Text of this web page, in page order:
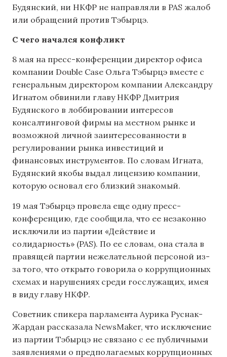
Будянский, ни НКФР не направляли в PAS жалоб
или обращений против Тэбырцэ.
С чего начался конфликт
8 мая на пресс-конференции директор офиса
компании Double Case Ольга Тэбырцэ вместе с
генеральным директором компании Александру
Игнатом обвинили главу НКФР Дмитрия
Будянского в лоббировании интересов
консалтинговой фирмы на местном рынке и
возможной личной заинтересованности в
регулировании рынка инвестиций и
финансовых инструментов. По словам Игната,
Будянский якобы выдал лицензию компании,
которую основал его близкий знакомый.
19 мая Тэбырцэ провела еще одну пресс-
конференцию, где сообщила, что ее незаконно
исключили из партии «Действие и
солидарность» (PAS). По ее словам, она стала в
правящей партии нежелательной персоной из-
за того, что открыто говорила о коррупционных
схемах и нарушениях среди госслужащих, имея
в виду главу НКФР.
Советник спикера парламента Аурика Руснак-
Жардан рассказала NewsMaker, что исключение
из партии Тэбырцэ не связано с ее публичными
заявлениями о предполагаемых коррупционных